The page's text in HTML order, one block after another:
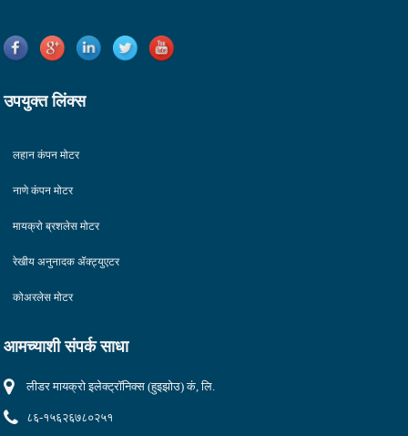
उपयुक्त लिंक्स
लहान कंपन मोटर
नाणे कंपन मोटर
मायक्रो ब्रशलेस मोटर
रेखीय अनुनादक ॲक्ट्युएटर
कोअरलेस मोटर
आमच्याशी संपर्क साधा
लीडर मायक्रो इलेक्ट्रॉनिक्स (हुइझोउ) कं, लि.
८६-१५६२६७८०२५१